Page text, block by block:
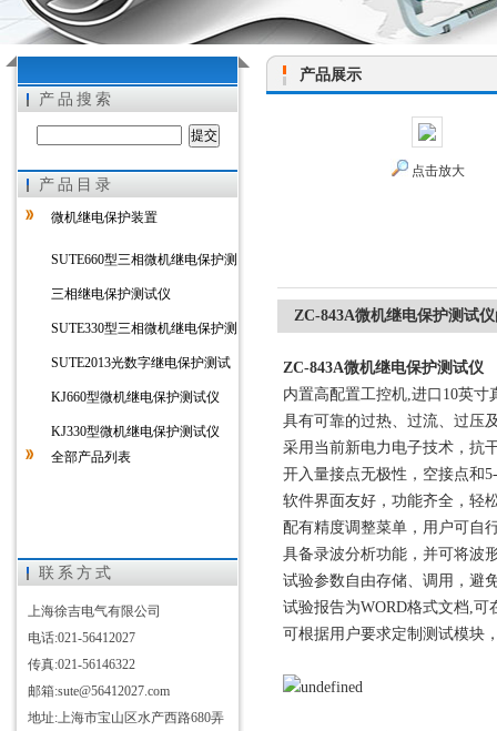
上海徐吉电气有限公司
产品搜索
产品目录
微机继电保护装置
SUTE660型三相微机继电保护测
三相继电保护测试仪
SUTE330型三相微机继电保护测
SUTE2013光数字继电保护测试
KJ660型微机继电保护测试仪
KJ330型微机继电保护测试仪
全部产品列表
联系方式
上海徐吉电气有限公司
电话:021-56412027
传真:021-56146322
邮箱:sute@56412027.com
地址:上海市宝山区水产西路680弄
产品展示
点击放大
ZC-843A微机继电保护测试仪
ZC-843A微机继电保护测试仪
内置高配置工控机,进口10英
具有可靠的过热、过流、过压
采用当前新电力电子技术，抗
开入量接点无极性，空接点和
软件界面友好，功能齐全，轻
配有精度调整菜单，用户可自
具备录波分析功能，并可将波
试验参数自由存储、调用，避
试验报告为WORD格式文档,
可根据用户要求定制测试模块